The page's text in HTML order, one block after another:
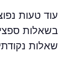
עוד טעות
בשאלות
שאלות